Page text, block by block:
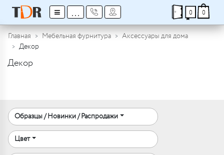
≡ ... 0 0
Главная Мебельная фурнитура
Аксессуары для дома
Декор
Декор
Образцы / Новинки / Распродажи
Цвет